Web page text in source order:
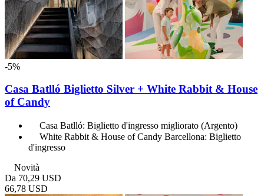
-5%
Casa Batlló Biglietto Silver + White Rabbit & House
of Candy
Casa Batlló: Biglietto d'ingresso migliorato (Argento)
White Rabbit & House of Candy Barcellona: Biglietto
d'ingresso
Novità
Da 70,29 USD
66,78 USD